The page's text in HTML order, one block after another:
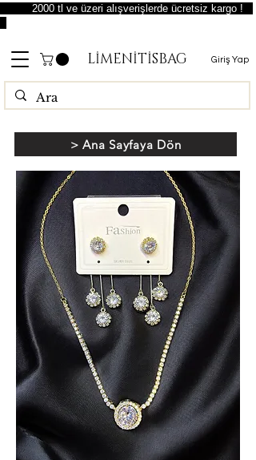
LİMENİTİSBAG Giriş Yap
2000 tl ve üzeri alışverişlerde ücretsiz kargo !
> Ana Sayfaya Dön